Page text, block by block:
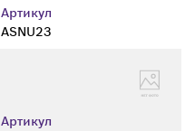
Артикул
ASNU23
Артикул